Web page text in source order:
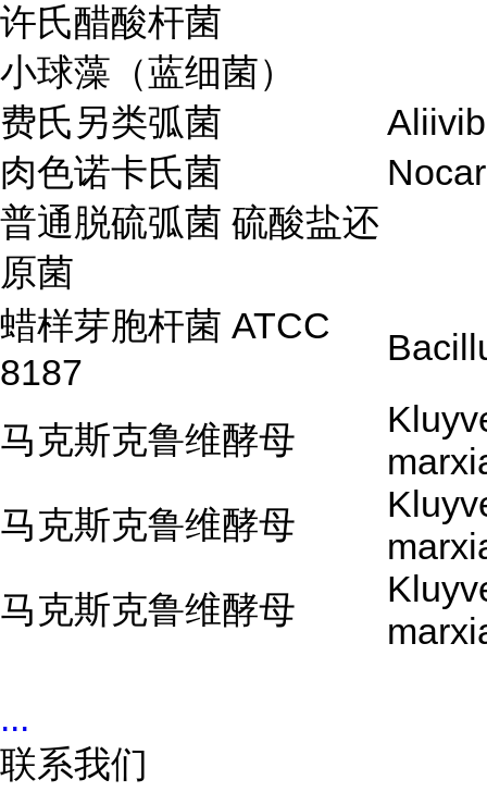
许氏醋酸杆菌
小球藻（蓝细菌）
费氏另类弧菌
肉色诺卡氏菌
普通脱硫弧菌 硫酸盐还
原菌
蜡样芽胞杆菌 ATCC
8187
马克斯克鲁维酵母
马克斯克鲁维酵母
马克斯克鲁维酵母
...
联系我们